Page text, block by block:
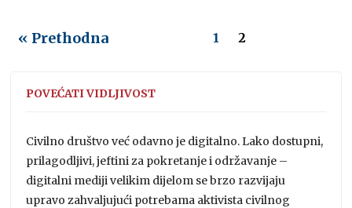
« Prethodna 1 2
POVEĆATI VIDLJIVOST
Civilno društvo već odavno je digitalno. Lako dostupni,
prilagodljivi, jeftini za pokretanje i održavanje –
digitalni mediji velikim dijelom se brzo razvijaju
upravo zahvaljujući potrebama aktivista civilnog